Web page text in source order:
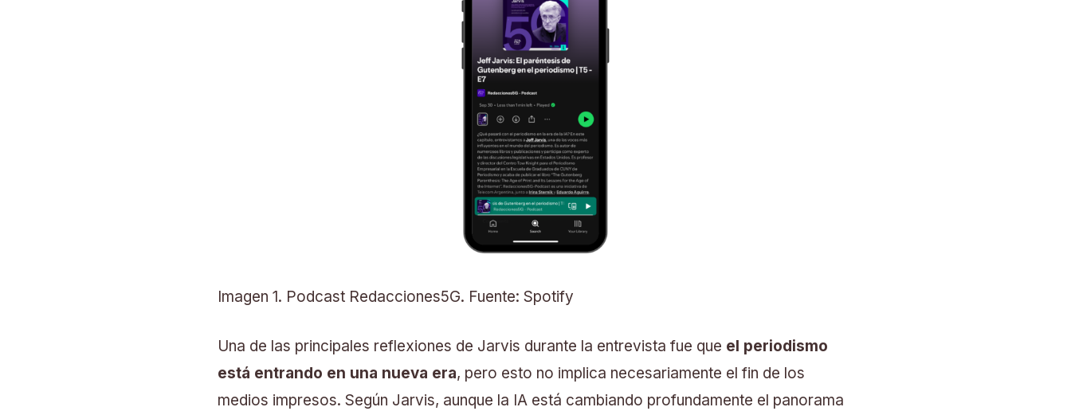
Imagen 1. Podcast Redacciones5G. Fuente: Spotify
Una de las principales reflexiones de Jarvis durante la entrevista fue que el periodismo
está entrando en una nueva era, pero esto no implica necesariamente el fin de los
medios impresos. Según Jarvis, aunque la IA está cambiando profundamente el panorama